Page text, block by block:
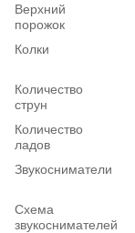
Верхний
порожок
Колки
Количество
струн
Количество
ладов
Звукосниматели
Схема
звукоснимателей